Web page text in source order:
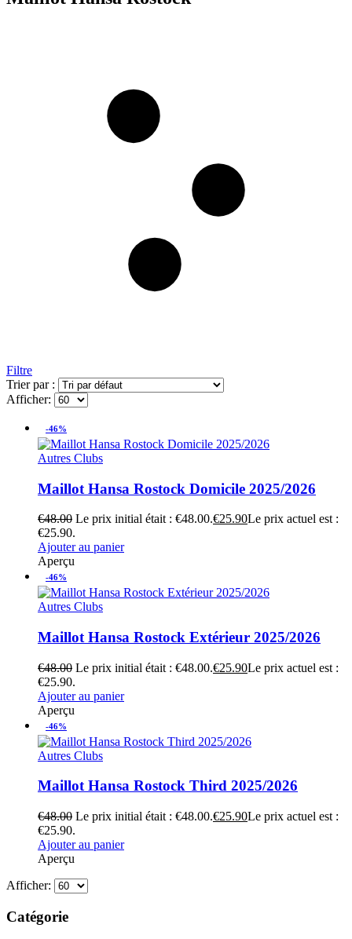
Filtre
Trier par :
Afficher:
-46%
Autres Clubs
Maillot Hansa Rostock Domicile 2025/2026
€48.00 Le prix initial était : €48.00.€25.90Le prix actuel est :
€25.90.
Ajouter au panier
Aperçu
-46%
Autres Clubs
Maillot Hansa Rostock Extérieur 2025/2026
€48.00 Le prix initial était : €48.00.€25.90Le prix actuel est :
€25.90.
Ajouter au panier
Aperçu
-46%
Autres Clubs
Maillot Hansa Rostock Third 2025/2026
€48.00 Le prix initial était : €48.00.€25.90Le prix actuel est :
€25.90.
Ajouter au panier
Aperçu
Afficher:
Catégorie